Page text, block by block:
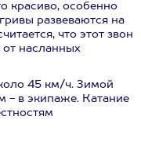
красиво, особенно
развеваются на
что этот звон
от насланных
45 км/ч. Зимой
- в экипаже. Катание